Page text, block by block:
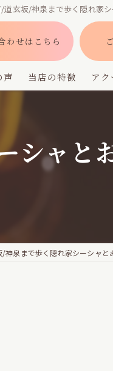
道玄坂/神泉まで歩く隠れ家
わせはこちら
声 当店の特徴
深夜営業
デート
アク
シャと
神泉まで歩く隠れ家シーシャと